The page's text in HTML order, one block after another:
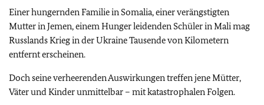
Einer hungernden Familie in Somalia, einer verängstigten
Mutter in Jemen, einem Hunger leidenden Schüler in Mali mag
Russlands Krieg in der Ukraine Tausende von Kilometern
entfernt erscheinen.
Doch seine verheerenden Auswirkungen treffen jene Mütter,
Väter und Kinder unmittelbar – mit katastrophalen Folgen.